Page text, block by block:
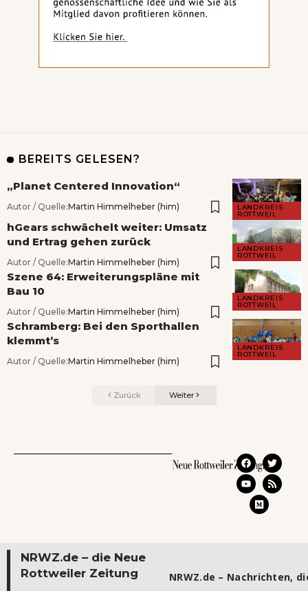
BEREITS GELESEN?
LANDKREIS
ROTTWEIL
„Planet Centered Innovation“
Autor / Quelle:Martin Himmelheber (him)
LANDKREIS
ROTTWEIL
hGears schwächelt weiter: Umsatz
und Ertrag gehen zurück
Autor / Quelle:Martin Himmelheber (him)
LANDKREIS
ROTTWEIL
Szene 64: Erweiterungspläne mit
Bau 10
Autor / Quelle:Martin Himmelheber (him)
LANDKREIS
ROTTWEIL
Schramberg: Bei den Sporthallen
klemmt’s
Autor / Quelle:Martin Himmelheber (him)
Zurück Weiter
NRWZ.de – die Neue
Rottweiler Zeitung
NRWZ.de – Nachrichten,